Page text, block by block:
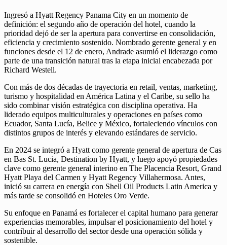
Ingresó a Hyatt Regency Panama City en un momento de
definición: el segundo año de operación del hotel, cuando la
prioridad dejó de ser la apertura para convertirse en consolidación,
eficiencia y crecimiento sostenido. Nombrado gerente general y en
funciones desde el 12 de enero, Andrade asumió el liderazgo como
parte de una transición natural tras la etapa inicial encabezada por
Richard Westell.
Con más de dos décadas de trayectoria en retail, ventas, marketing,
turismo y hospitalidad en América Latina y el Caribe, su sello ha
sido combinar visión estratégica con disciplina operativa. Ha
liderado equipos multiculturales y operaciones en países como
Ecuador, Santa Lucía, Belice y México, fortaleciendo vínculos con
distintos grupos de interés y elevando estándares de servicio.
En 2024 se integró a Hyatt como gerente general de apertura de Cas
en Bas St. Lucia, Destination by Hyatt, y luego apoyó propiedades
clave como gerente general interino en The Placencia Resort, Grand
Hyatt Playa del Carmen y Hyatt Regency Villahermosa. Antes,
inició su carrera en energía con Shell Oil Products Latin America y
más tarde se consolidó en Hoteles Oro Verde.
Su enfoque en Panamá es fortalecer el capital humano para generar
experiencias memorables, impulsar el posicionamiento del hotel y
contribuir al desarrollo del sector desde una operación sólida y
sostenible.